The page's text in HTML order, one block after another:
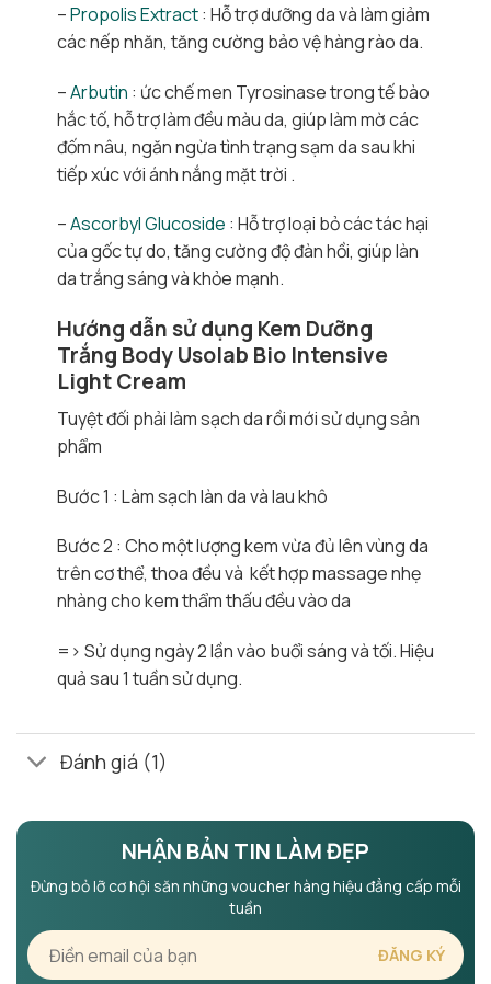
–Propolis Extract: Hỗ trợ dưỡng da và làm giảm
các nếp nhăn, tăng cường bảo vệ hàng rào da.
–Arbutin : ức chế men Tyrosinase trong tế bào
hắc tố, hỗ trợ làm đều màu da, giúp làm mờ các
đốm nâu, ngăn ngừa tình trạng sạm da sau khi
tiếp xúc với ánh nắng mặt trời .
–Ascorbyl Glucoside : Hỗ trợ loại bỏ các tác hại
của gốc tự do, tăng cường độ đàn hồi, giúp làn
da trắng sáng và khỏe mạnh.
Hướng dẫn sử dụng Kem Dưỡng
Trắng Body Usolab Bio Intensive
Light Cream
Tuyệt đối phải làm sạch da rồi mới sử dụng sản
phẩm
Bước 1 : Làm sạch làn da và lau khô
Bước 2 : Cho một lượng kem vừa đủ lên vùng da
trên cơ thể, thoa đều và kết hợp massage nhẹ
nhàng cho kem thẩm thấu đều vào da
=> Sử dụng ngày 2 lần vào buổi sáng và tối. Hiệu
quả sau 1 tuần sử dụng.
Đánh giá (1)
NHẬN BẢN TIN LÀM ĐẸP
Đừng bỏ lỡ cơ hội săn những voucher hàng hiệu đẳng cấp mỗi
tuần